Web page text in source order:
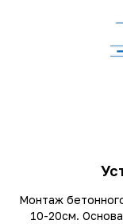
Монтаж
10-20см.